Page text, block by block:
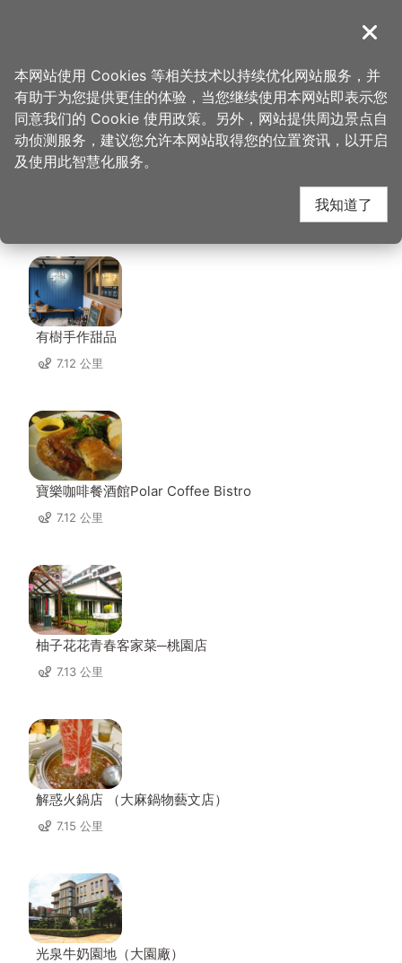
導覽
首页 > 想去的地方 > 美食、购物 > SAHA料理中央厨房(馺哈有限公司)
SAHA料理中央厨房(馺
哈有限公司) 周边店家
有樹手作甜品
7.12 公里
寶樂咖啡餐酒館Polar Coffee Bistro
7.12 公里
柚子花花青春客家菜─桃園店
7.13 公里
解惑火鍋店 （大麻鍋物藝文店）
7.15 公里
光泉牛奶園地（大園廠）
关闭
本网站使用 Cookies 等相关技术以持续优化网站服务，并
有助于为您提供更佳的体验，当您继续使用本网站即表示您
同意我们的 Cookie 使用政策。另外，网站提供周边景点自
动侦测服务，建议您允许本网站取得您的位置资讯，以开启
及使用此智慧化服务。
我知道了